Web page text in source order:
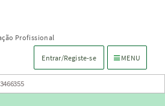
Profissional
Entrar/Registe-se Menu de
MENU